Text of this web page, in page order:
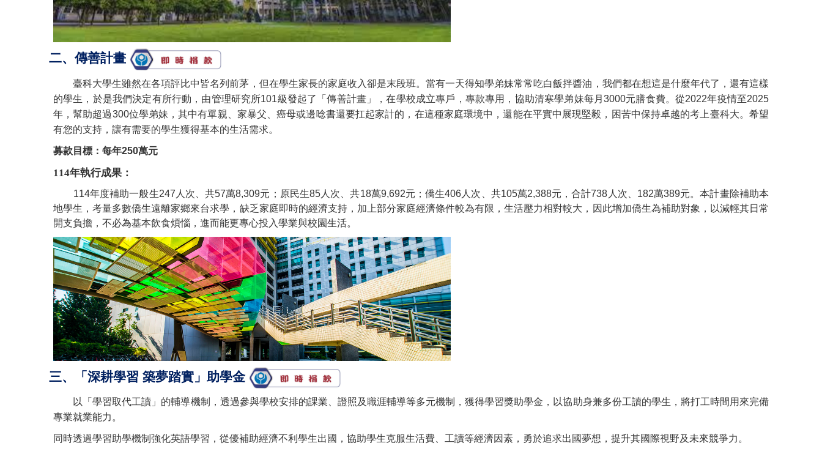
二、傳善計畫
臺科大學生雖然在各項評比中皆名列前茅，但在學生家長的家庭收入卻是末段班。當有一天得知學弟妹常常吃白飯拌醬油，我們都在想這是什麼年代了，還有這樣
的學生，於是我們決定有所行動，由管理研究所101級發起了「傳善計畫」，在學校成立專戶，專款專用，協助清寒學弟妹每月3000元膳食費。從2022年疫情至2025
年，幫助超過300位學弟妹，其中有單親、家暴父、癌母或邊唸書還要扛起家計的，在這種家庭環境中，還能在平實中展現堅毅，困苦中保持卓越的考上臺科大。希望
有您的支持，讓有需要的學生獲得基本的生活需求。
募款目標：每年250萬元
114年執行成果：
114年度補助一般生247人次、共57萬8,309元；原民生85人次、共18萬9,692元；僑生406人次、共105萬2,388元，合計738人次、182萬389元。本計畫除補助本
地學生，考量多數僑生遠離家鄉來台求學，缺乏家庭即時的經濟支持，加上部分家庭經濟條件較為有限，生活壓力相對較大，因此增加僑生為補助對象，以減輕其日常
開支負擔，不必為基本飲食煩惱，進而能更專心投入學業與校園生活。
三、「深耕學習 築夢踏實」助學金
以「學習取代工讀」的輔導機制，透過參與學校安排的課業、證照及職涯輔導等多元機制，獲得學習獎助學金，以協助身兼多份工讀的學生，將打工時間用來完備
專業就業能力。
同時透過學習助學機制強化英語學習，從優補助經濟不利學生出國，協助學生克服生活費、工讀等經濟因素，勇於追求出國夢想，提升其國際視野及未來競爭力。